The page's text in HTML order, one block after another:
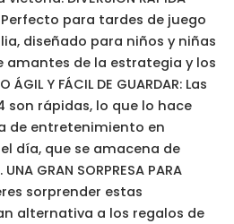
Perfecto para tardes de juego
diseñado para niños y niñas
amantes de la estrategia y los
Y FÁCIL DE GUARDAR: Las
son rápidas, lo que lo hace
de entretenimiento en
día, que se amacena de
GRAN SORPRESA PARA
sorprender estas
alternativa a los regalos de